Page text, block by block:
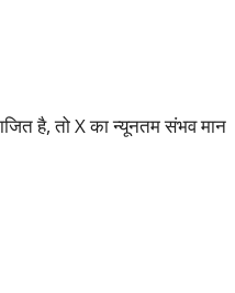
है, तो X का न्यूनतम संभव मान